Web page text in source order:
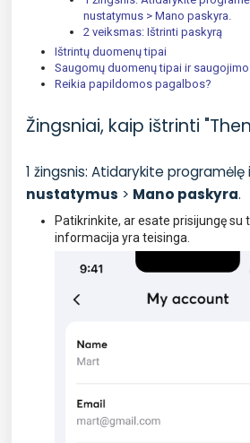
nustatymus > Mano paskyra.
2 veiksmas: Ištrinti paskyrą
Ištrintų duomenų tipai
Saugomų duomenų tipai ir
Reikia papildomos pagalbos?
Žingsniai, kaip ištrinti
1 žingsnis: Atidarykite programėlę
nustatymus > Mano paskyra.
Patikrinkite, ar esate prisijungę su
informacija yra teisinga.